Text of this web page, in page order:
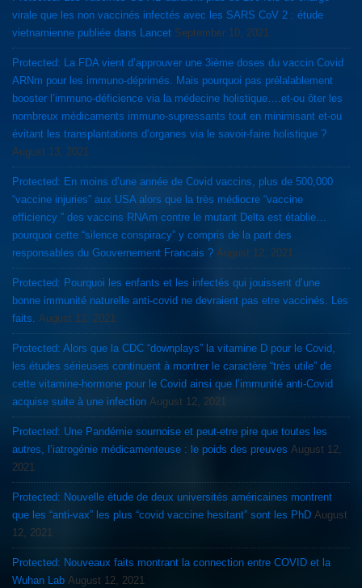
virale que les non vaccinés infectés avec les SARS CoV 2 : étude
vietnamienne publiée dans Lancet September 10, 2021
Protected: La FDA vient d’approuver une 3ième doses du vaccin Covid
ARNm pour les immuno-déprimés. Mais pourquoi pas prélalablement
booster l’immuno-déficience via la médecine holistique….et-ou ôter les
nombreux médicaments immuno-supressants tout en minimisant et-ou
évitant les transplantations d’organes via le savoir-faire holistique ?
August 13, 2021
Protected: En moins d’une année de Covid vaccins, plus de 500,000
“vaccine injuries” aux USA alors que la très médiocre “vaccine
efficiency ” des vaccins RNAm contre le mutant Delta est établie…
pourquoi cette “silence conspiracy” y compris de la part des
responsables du Gouvernement Francais ? August 12, 2021
Protected: Pourquoi les enfants et les infectés qui jouissent d’une
bonne immunité naturelle anti-covid ne devraient pas etre vaccinés. Les
faits.
August 12, 2021
Protected: Alors que la CDC “downplays” la vitamine D pour le Covid,
les études sérieuses continuent à montrer le caractère “très utile” de
cette vitamine-hormone pour le Covid ainsi que l’immunité anti-Covid
acquise suite à une infection August 12, 2021
Protected: Une Pandémie sournoise et peut-etre pire que toutes les
autres, l’iatrogénie médicamenteuse : le poids des preuves August 12,
2021
Protected: Nouvelle étude de deux universités américaines montrent
que les “anti-vax” les plus “covid vaccine hesitant” sont les PhD August
12, 2021
Protected: Nouveaux faits montrant la connection entre COVID et la
Wuhan Lab August 12, 2021